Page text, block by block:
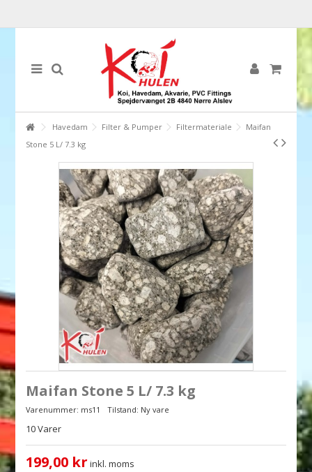
Havedam Filter & Pumper Filtermateriale
Maifan
Stone 5 L/ 7.3 kg
Maifan Stone 5 L/ 7.3 kg
Varenummer: ms11 Tilstand: Ny vare
10Varer
199,00 kr inkl. moms